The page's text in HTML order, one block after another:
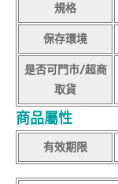
規格
保存環境
是否可門市/超商
取貨
商品屬性
有效期限